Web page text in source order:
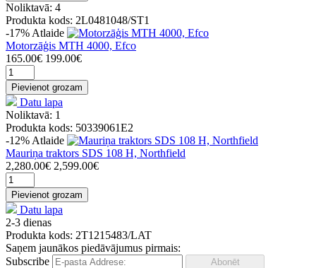
Noliktavā: 4
Produkta kods: 2L0481048/ST1
-17% Atlaide
Motorzāģis MTH 4000, Efco
165.00€ 199.00€
Pievienot grozam
Datu lapa
Noliktavā: 1
Produkta kods: 50339061E2
-12% Atlaide
Mauriņa traktors SDS 108 H, Northfield
2,280.00€ 2,599.00€
Pievienot grozam
Datu lapa
2-3 dienas
Produkta kods: 2T1215483/LAT
Saņem jaunākos piedāvājumus pirmais:
Subscribe